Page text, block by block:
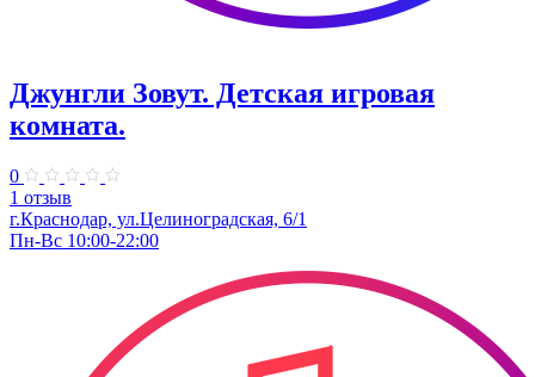
Джунгли Зовут. Детская игровая
комната.
0
1 отзыв
г.Краснодар, ул.​Целиноградская, 6/1
Пн-Вс 10:00-22:00